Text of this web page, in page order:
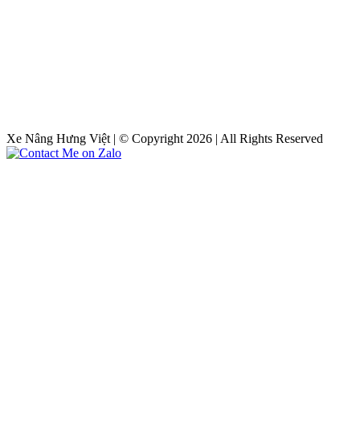
Xe Nâng Hưng Việt | © Copyright 2026 | All Rights Reserved